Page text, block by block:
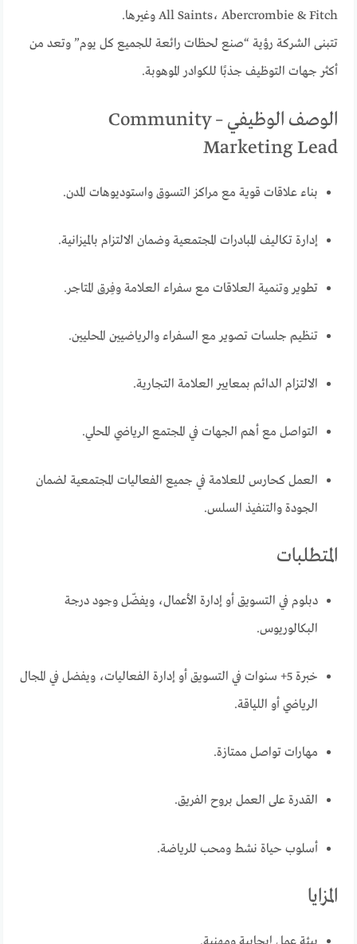
All Saints، Abercrombie & Fitch وغيرها.
تتبنى الشركة رؤية “صنع لحظات رائعة للجميع كل يوم” وتعد من
أكثر جهات التوظيف جذبًا للكوادر الموهوبة.
الوصف الوظيفي – Community
Marketing Lead
بناء علاقات قوية مع مراكز التسوق واستوديوهات المدن.
إدارة تكاليف المبادرات المجتمعية وضمان الالتزام بالميزانية.
تطوير وتنمية العلاقات مع سفراء العلامة وفِرق المتاجر.
تنظيم جلسات تصوير مع السفراء والرياضيين المحليين.
الالتزام الدائم بمعايير العلامة التجارية.
التواصل مع أهم الجهات في المجتمع الرياضي المحلي.
العمل كحارس للعلامة في جميع الفعاليات المجتمعية لضمان
الجودة والتنفيذ السلس.
المتطلبات
دبلوم في التسويق أو إدارة الأعمال، ويفضّل وجود درجة
البكالوريوس.
خبرة 5+ سنوات في التسويق أو إدارة الفعاليات، ويفضل في المجال
الرياضي أو اللياقة.
مهارات تواصل ممتازة.
القدرة على العمل بروح الفريق.
أسلوب حياة نشط ومحب للرياضة.
المزايا